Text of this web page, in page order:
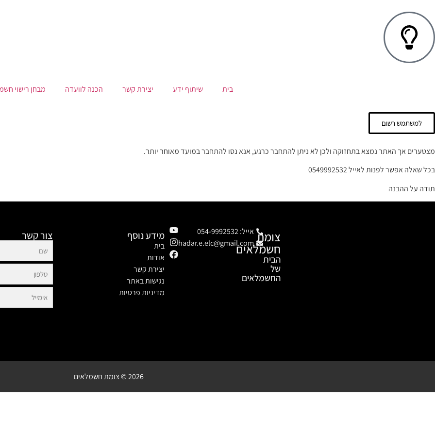
בית שיתוף ידע יצירת קשר הכנה לוועדה מבחן רישוי
למשתמש רשום
מצטערים אך האתר נמצא בתחזוקה ולכן לא ניתן להתחבר כרגע, אנא נסו להתחבר במועד מאוחר יותר.
בכל שאלה אפשר לפנות לאייל 0549992532
תודה על ההבנה
צומת
חשמלאים
הבית
של
החשמלאים
אייל: 054-9992532
hadar.e.elc@gmail.com
מידע נוסף
בית
אודות
יצירת קשר
נגישות באתר
מדיניות פרטיות
צור קשר
2026 © צומת חשמלאים